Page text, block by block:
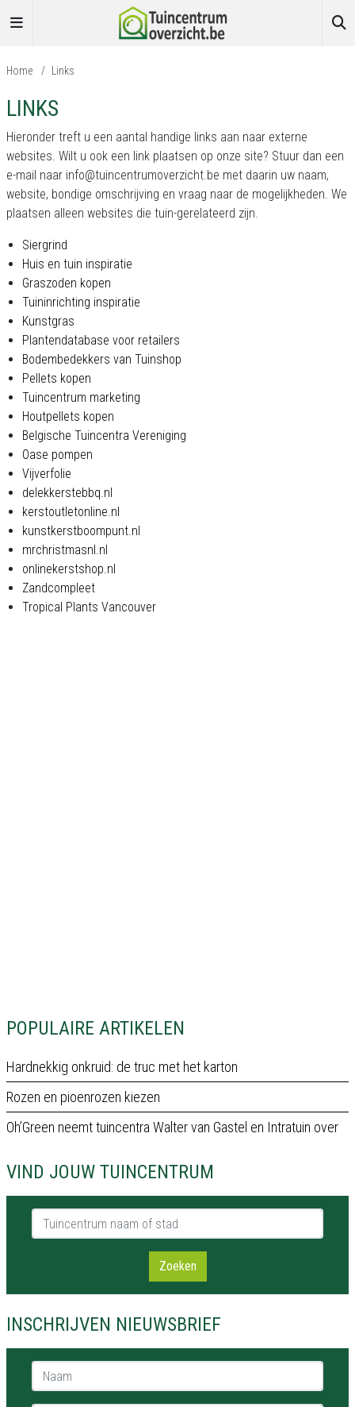
Home / Links
POPULAIRE ARTIKELEN
Hardnekkig onkruid: de truc met het karton
Rozen en pioenrozen kiezen
Oh’Green neemt tuincentra Walter van Gastel en Intratuin over
VIND JOUW TUINCENTRUM
Tuincentrum naam of stad
Zoeken
INSCHRIJVEN NIEUWSBRIEF
Naam *
LINKS
Hieronder treft u een aantal handige links aan naar externe
websites. Wilt u ook een link plaatsen op onze site? Stuur dan een
e-mail naar info@tuincentrumoverzicht.be met daarin uw naam,
website, bondige omschrijving en vraag naar de mogelijkheden. We
plaatsen alleen websites die tuin-gerelateerd zijn.
Siergrind
Huis en tuin inspiratie
Graszoden kopen
Tuininrichting inspiratie
Kunstgras
Plantendatabase voor retailers
Bodembedekkers van Tuinshop
Pellets kopen
Tuincentrum marketing
Houtpellets kopen
Belgische Tuincentra Vereniging
Oase pompen
Vijverfolie
delekkerstebbq.nl
kerstoutletonline.nl
kunstkerstboompunt.nl
mrchristmasnl.nl
onlinekerstshop.nl
Zandcompleet
Tropical Plants Vancouver